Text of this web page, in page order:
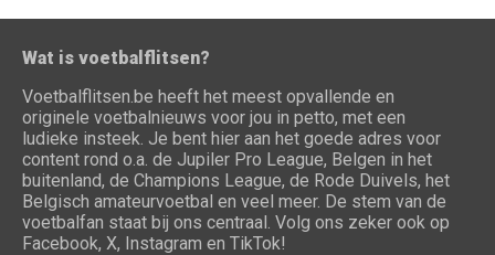
Wat is voetbalflitsen?
Voetbalflitsen.be heeft het meest opvallende en
originele voetbalnieuws voor jou in petto, met een
ludieke insteek. Je bent hier aan het goede adres voor
content rond o.a. de Jupiler Pro League, Belgen in het
buitenland, de Champions League, de Rode Duivels, het
Belgisch amateurvoetbal en veel meer. De stem van de
voetbalfan staat bij ons centraal. Volg ons zeker ook op
Facebook, X, Instagram en TikTok!